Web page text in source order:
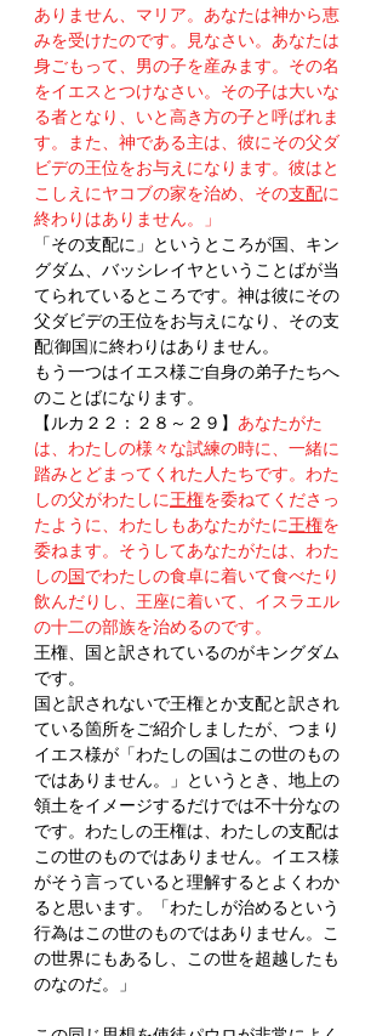
ありません、マリア。あなたは神から恵
みを受けたのです。見なさい。あなたは
身ごもって、男の子を産みます。その名
をイエスとつけなさい。その子は大いな
る者となり、いと高き方の子と呼ばれま
す。また、神である主は、彼にその父ダ
ビデの王位をお与えになります。彼はと
こしえにヤコブの家を治め、その支配に
終わりはありません。」
「その支配に」というところが国、キン
グダム、バッシレイヤということばが当
てられているところです。神は彼にその
父ダビデの王位をお与えになり、その支
配(御国)に終わりはありません。
もう一つはイエス様ご自身の弟子たちへ
のことばになります。
【ルカ２２：２８～２９】 あなたがた
は、わたしの様々な試練の時に、一緒に
踏みとどまってくれた人たちです。わた
しの父がわたしに王権を委ねてくださっ
たように、わたしもあなたがたに王権を
委ねます。そうしてあなたがたは、わた
しの国でわたしの食卓に着いて食べたり
飲んだりし、王座に着いて、イスラエル
の十二の部族を治めるのです。
王権、国と訳されているのがキングダム
です。
国と訳されないで王権とか支配と訳され
ている箇所をご紹介しましたが、つまり
イエス様が「わたしの国はこの世のもの
ではありません。」というとき、地上の
領土をイメージするだけでは不十分なの
です。わたしの王権は、わたしの支配は
この世のものではありません。イエス様
がそう言っていると理解するとよくわか
ると思います。「わたしが治めるという
行為はこの世のものではありません。こ
の世界にもあるし、この世を超越したも
のなのだ。」